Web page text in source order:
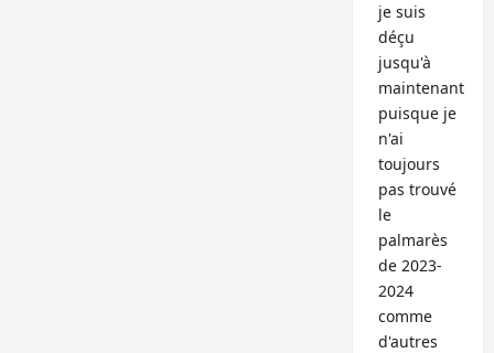
je suis
déçu
jusqu'à
maintenant
puisque je
n'ai
toujours
pas trouvé
le
palmarès
de 2023-
2024
comme
d'autres